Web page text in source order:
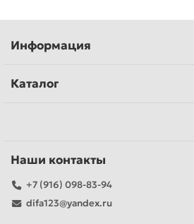
Информация
Каталог
Наши контакты
+7 (916) 098-83-94
difa123@yandex.ru